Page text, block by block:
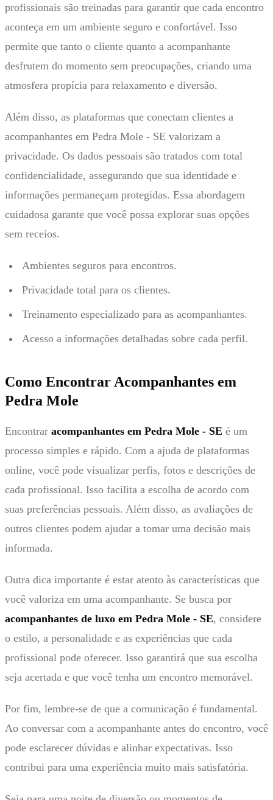
profissionais são treinadas para garantir que cada encontro
aconteça em um ambiente seguro e confortável. Isso
permite que tanto o cliente quanto a acompanhante
desfrutem do momento sem preocupações, criando uma
atmosfera propícia para relaxamento e diversão.
Além disso, as plataformas que conectam clientes a
acompanhantes em Pedra Mole - SE valorizam a
privacidade. Os dados pessoais são tratados com total
confidencialidade, assegurando que sua identidade e
informações permaneçam protegidas. Essa abordagem
cuidadosa garante que você possa explorar suas opções
sem receios.
Ambientes seguros para encontros.
Privacidade total para os clientes.
Treinamento especializado para as acompanhantes.
Acesso a informações detalhadas sobre cada perfil.
Como Encontrar Acompanhantes em
Pedra Mole
Encontrar acompanhantes em Pedra Mole - SE é um
processo simples e rápido. Com a ajuda de plataformas
online, você pode visualizar perfis, fotos e descrições de
cada profissional. Isso facilita a escolha de acordo com
suas preferências pessoais. Além disso, as avaliações de
outros clientes podem ajudar a tomar uma decisão mais
informada.
Outra dica importante é estar atento às características que
você valoriza em uma acompanhante. Se busca por
acompanhantes de luxo em Pedra Mole - SE, considere
o estilo, a personalidade e as experiências que cada
profissional pode oferecer. Isso garantirá que sua escolha
seja acertada e que você tenha um encontro memorável.
Por fim, lembre-se de que a comunicação é fundamental.
Ao conversar com a acompanhante antes do encontro, você
pode esclarecer dúvidas e alinhar expectativas. Isso
contribui para uma experiência muito mais satisfatória.